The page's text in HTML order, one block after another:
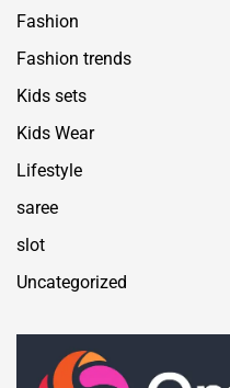
Fashion
Fashion trends
Kids sets
Kids Wear
Lifestyle
saree
slot
Uncategorized